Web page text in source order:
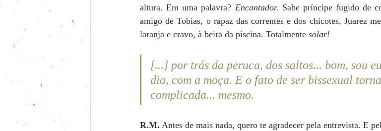
altura. Em uma palavra? Encantador. Sabe príncipe fugido de
amigo de Tobias, o rapaz das correntes e dos chicotes, Juarez
laranja e cravo, à beira da piscina. Totalmente solar!
[...] por trás da peruca, dos saltos... bom, sou
dia, com a moça. E o fato de ser bissexual
complicada... mesmo.
R.M. Antes de mais nada, quero te agradecer pela entrevista. E